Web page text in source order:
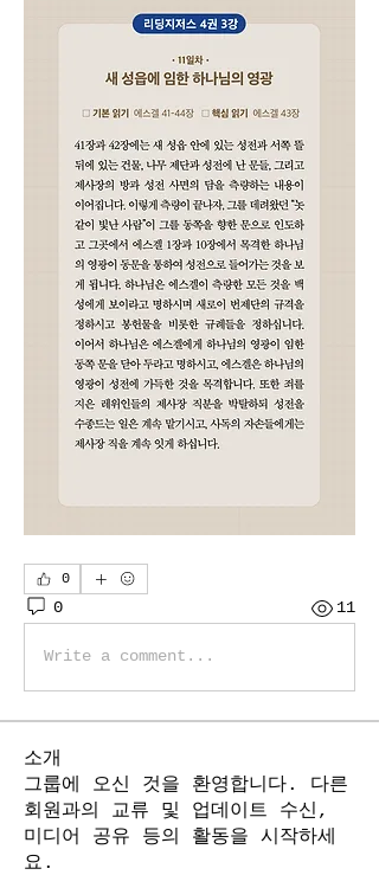
0
0 11
Write a comment...
소개
그룹에 오신 것을 환영합니다. 다른
회원과의 교류 및 업데이트 수신,
미디어 공유 등의 활동을 시작하세
요.